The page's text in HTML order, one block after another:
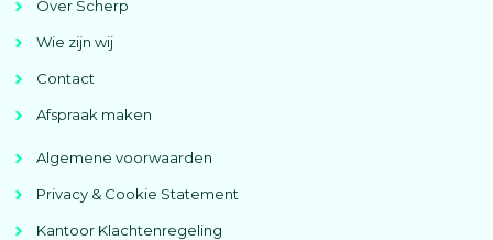
Over Scherp
Wie zijn wij
Contact
Afspraak maken
Algemene voorwaarden
Privacy & Cookie Statement
Kantoor Klachtenregeling